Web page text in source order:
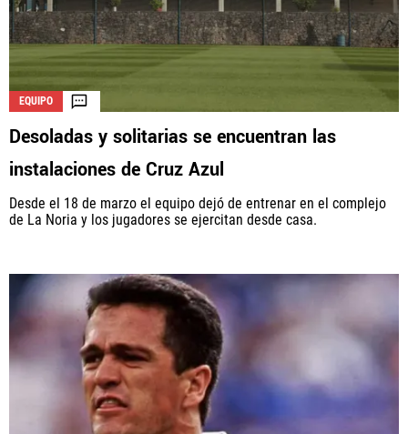
EQUIPO
Desoladas y solitarias se encuentran las
instalaciones de Cruz Azul
Desde el 18 de marzo el equipo dejó de entrenar en el complejo
de La Noria y los jugadores se ejercitan desde casa.